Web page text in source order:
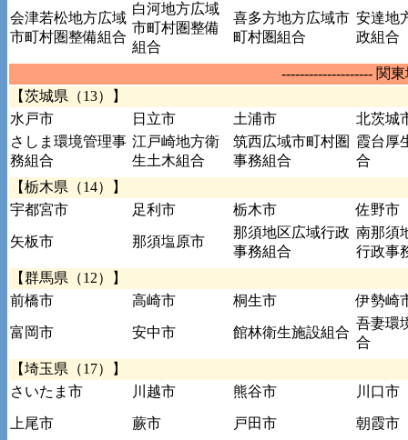
会津若松地方広域
市町村圏整備組合
白河地方広域
市町村圏整備
組合
喜多方地方広域市
町村圏組合
安達地
政組合
-------------------- 関
【茨城県（13）】
水戸市
日立市 土浦市
北茨城
さしま環境管理事
務組合
江戸崎地方衛
生土木組合
筑西広域市町村圏
事務組合
霞台厚
合
【栃木県（14）】
宇都宮市
足利市 栃木市 佐野市
矢板市 那須塩原市
那須地区広域行政
事務組合
南那須
行政事
【群馬県（12）】
前橋市
高崎市 桐生市 伊勢崎
富岡市 安中市 館林衛生施設組合
吾妻環
合
【埼玉県（17）】
さいたま市
川越市 熊谷市 川口市
上尾市 蕨市 戸田市 朝霞市